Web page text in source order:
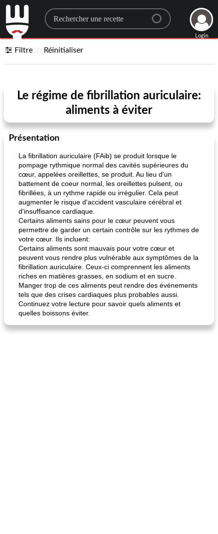
Search for a recipe
Login
Filtre Réinitialiser
Le régime de fibrillation auriculaire:
aliments à éviter
Présentation
La fibrillation auriculaire (FAib) se produit lorsque le
pompage rythmique normal des cavités supérieures du
cœur, appelées oreillettes, se produit. Au lieu d'un
battement de coeur normal, les oreillettes pulsent, ou
fibrillées, à un rythme rapide ou irrégulier. Cela peut
augmenter le risque d'accident vasculaire cérébral et
d'insuffisance cardiaque.
Certains aliments sains pour le cœur peuvent vous
permettre de garder un certain contrôle sur les rythmes de
votre cœur. Ils incluent:
Certains aliments sont mauvais pour votre cœur et
peuvent vous rendre plus vulnérable aux symptômes de la
fibrillation auriculaire. Ceux-ci comprennent les aliments
riches en matières grasses, en sodium et en sucre.
Manger trop de ces aliments peut rendre des événements
tels que des crises cardiaques plus probables aussi.
Continuez votre lecture pour savoir quels aliments et
quelles boissons éviter.